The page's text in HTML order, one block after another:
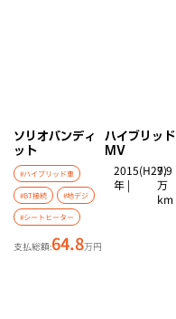
ソリオバンディ
ット
ハイブリッド
MV
#ハイブリッド車
#BT接続 #地デジ
#シートヒーター
2015(H27)
年 |
9.9
万
km
支払総額:64.8万円